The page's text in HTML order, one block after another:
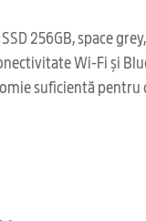
SSD 256GB, space
Wi-Fi și
suficientă